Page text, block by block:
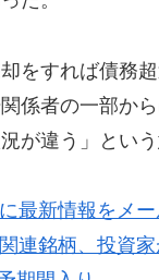
をすれば債務
係者の一部か
が違う」という
最新情報をメ
連銘柄、投資